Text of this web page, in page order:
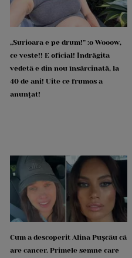
„Surioara e pe drum!” :o Wooow,
ce veste!! E oficial! Îndrăgita
vedetă e din nou însărcinată, la
40 de ani! Uite ce frumos a
anunțat!
Cum a descoperit Alina Pușcău că
are cancer. Primele semne care